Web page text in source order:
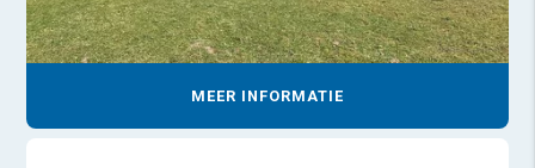
MEER INFORMATIE